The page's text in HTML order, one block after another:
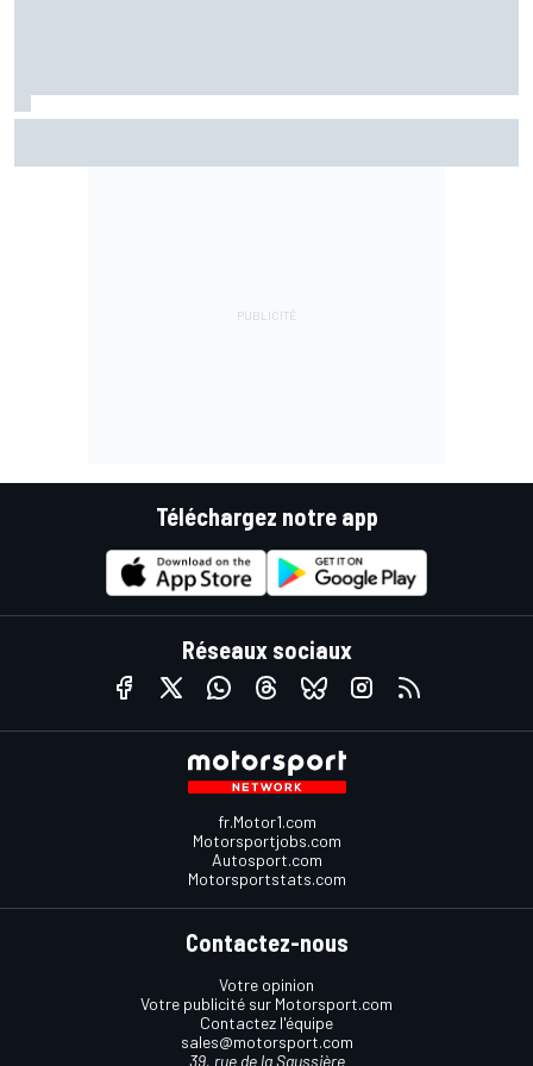
Téléchargez notre app
Réseaux sociaux
fr.Motor1.com
Motorsportjobs.com
Autosport.com
Motorsportstats.com
Contactez-nous
Votre opinion
Votre publicité sur Motorsport.com
Contactez l'équipe
sales@motorsport.com
39, rue de la Saussière